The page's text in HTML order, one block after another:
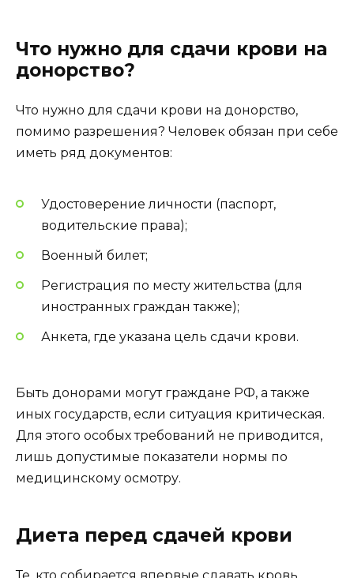
Что нужно для сдачи крови на
донорство?
Что нужно для сдачи крови на донорство,
помимо разрешения? Человек обязан при себе
иметь ряд документов:
Удостоверение личности (паспорт,
водительские права);
Военный билет;
Регистрация по месту жительства (для
иностранных граждан также);
Анкета, где указана цель сдачи крови.
Быть донорами могут граждане РФ, а также
иных государств, если ситуация критическая.
Для этого особых требований не приводится,
лишь допустимые показатели нормы по
медицинскому осмотру.
Диета перед сдачей крови
Те, кто собирается впервые сдавать кровь,